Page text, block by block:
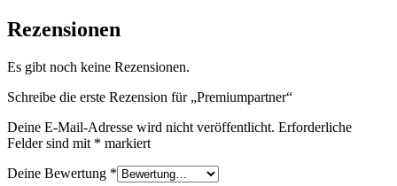
Rezensionen
Es gibt noch keine Rezensionen.
Schreibe die erste Rezension für „Premiumpartner“
Deine E-Mail-Adresse wird nicht veröffentlicht. Erforderliche
Felder sind mit * markiert
Deine Bewertung *